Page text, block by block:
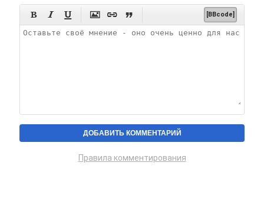
      [BBcode]
Правила комментирования